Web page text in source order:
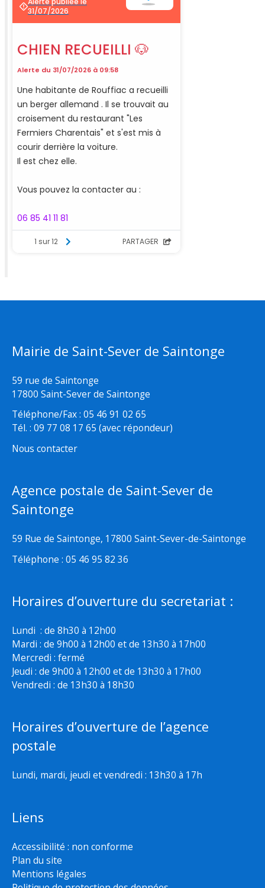
Mairie de Saint-Sever de Saintonge
59 rue de Saintonge
17800 Saint-Sever de Saintonge
Téléphone/Fax : 05 46 91 02 65
Tél. : 09 77 08 17 65 (avec répondeur)
Nous contacter
Agence postale de Saint-Sever de
Saintonge
59 Rue de Saintonge, 17800 Saint-Sever-de-Saintonge
Téléphone : 05 46 95 82 36
Horaires d’ouverture du secretariat :
Lundi : de 8h30 à 12h00
Mardi : de 9h00 à 12h00 et de 13h30 à 17h00
Mercredi : fermé
Jeudi : de 9h00 à 12h00 et de 13h30 à 17h00
Vendredi : de 13h30 à 18h30
Horaires d’ouverture de l’agence
postale
Lundi, mardi, jeudi et vendredi : 13h30 à 17h
Liens
Accessibilité : non conforme
Plan du site
Mentions légales